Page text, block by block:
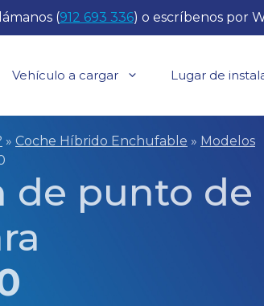
(912 693 336) o escríbenos por
Vehículo a cargar Lugar de
» Coche Híbrido Enchufable » Modelos
de punto de